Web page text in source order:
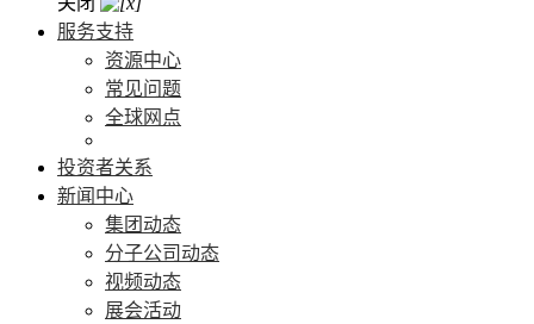
服务支持
资源中心
常见问题
全球网点
投资者关系
新闻中心
集团动态
分子公司动态
视频动态
展会活动